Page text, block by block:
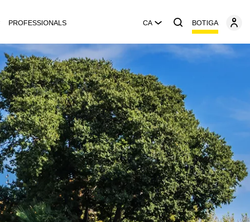
PROFESSIONALS CA BOTIGA